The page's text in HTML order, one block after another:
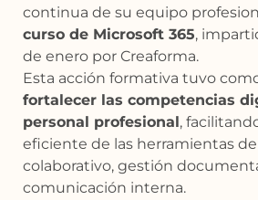
continua de su equipo
curso de Microsoft 365,
de enero por Creaforma.
Esta acción formativa tuvo
fortalecer las competencias
personal profesional,
eficiente de las herramientas
colaborativo, gestión
comunicación interna.